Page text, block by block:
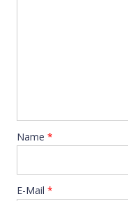
Name *
E-Mail *